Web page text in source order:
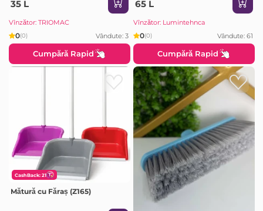
35 L
Vînzător: TRIOMAC
0(0) Vândute: 3
Cumpără Rapid
65 L
Vînzător: Lumintehnca
0(0) Vândute: 61
Cumpără Rapid
CashBack: 21
Mătură cu Făraș (Z165)